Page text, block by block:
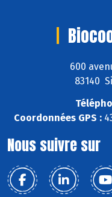
600
83140
Coordonnées GPS :
Nous suivre sur